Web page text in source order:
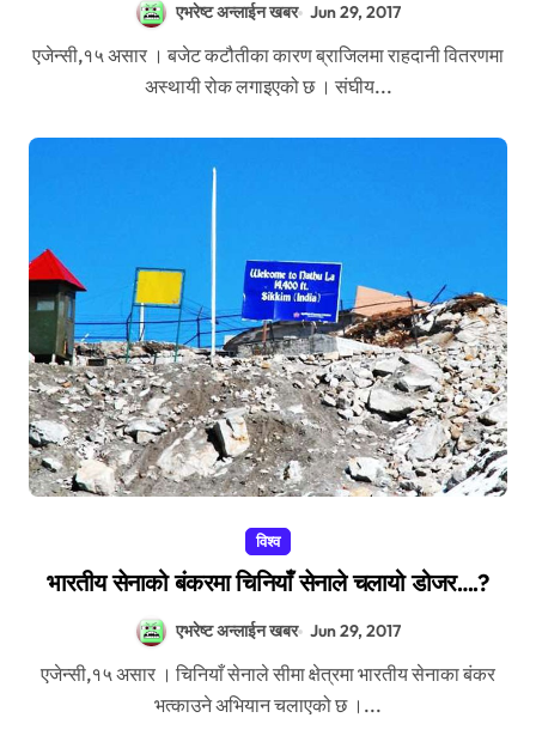
एभरेष्ट अन्लाईन खबर Jun 29, 2017
एजेन्सी,१५ असार । बजेट कटौतीका कारण ब्राजिलमा राहदानी वितरणमा
अस्थायी रोक लगाइएको छ । संघीय...
विश्व
भारतीय सेनाको बंकरमा चिनियाँ सेनाले चलायो डोजर….?
एभरेष्ट अन्लाईन खबर Jun 29, 2017
एजेन्सी,१५ असार । चिनियाँ सेनाले सीमा क्षेत्रमा भारतीय सेनाका बंकर
भत्काउने अभियान चलाएको छ ।...